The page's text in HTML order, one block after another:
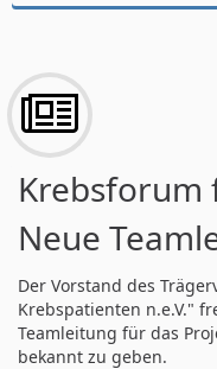
Krebsforum
Neue
Der Vorstand des
Krebspatienten n.e.V."
Teamleitung für das
bekannt zu geben.